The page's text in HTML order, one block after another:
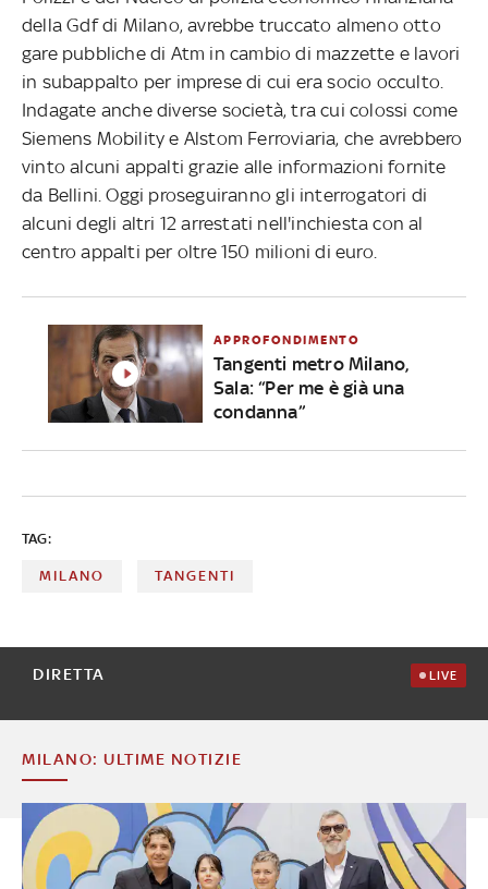
della Gdf di Milano, avrebbe truccato almeno otto
gare pubbliche di Atm in cambio di mazzette e lavori
in subappalto per imprese di cui era socio occulto.
Indagate anche diverse società, tra cui colossi come
Siemens Mobility e Alstom Ferroviaria, che avrebbero
vinto alcuni appalti grazie alle informazioni fornite
da Bellini. Oggi proseguiranno gli interrogatori di
alcuni degli altri 12 arrestati nell'inchiesta con al
centro appalti per oltre 150 milioni di euro.
APPROFONDIMENTO
Tangenti metro Milano,
Sala: “Per me è già una
condanna”
TAG:
MILANO TANGENTI
DIRETTA LIVE
MILANO: ULTIME NOTIZIE